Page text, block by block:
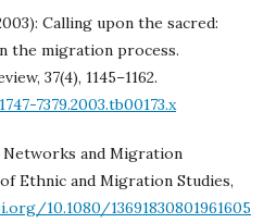
Calling upon the sacred:
the migration process.
37(4), 1145–1162.
7379.2003.tb00173.x
Networks and Migration
Ethnic and Migration Studies,
10.1080/13691830801961605